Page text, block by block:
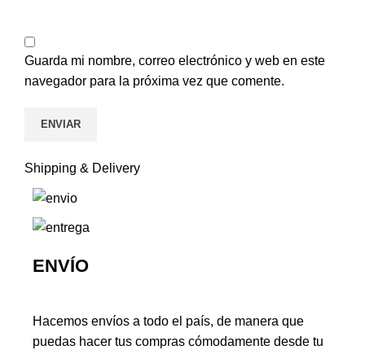
Guarda mi nombre, correo electrónico y web en este
navegador para la próxima vez que comente.
Shipping & Delivery
ENVÍO
Hacemos envíos a todo el país, de manera que
puedas hacer tus compras cómodamente desde tu